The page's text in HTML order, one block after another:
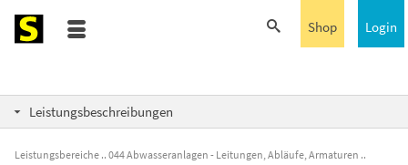
Login
Shop
Leistungsbeschreibungen
Leistungsbereiche
044 Abwasseranlagen - Leitungen, Abläufe, Armaturen